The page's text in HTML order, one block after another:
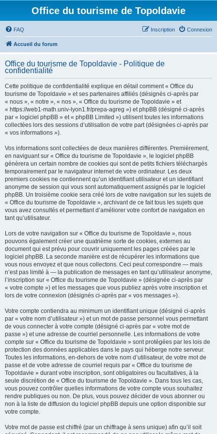
Office du tourisme de Topoldavie
FAQ Connexion
Inscription
Accueil du forum
Office du tourisme de Topoldavie - Politique de
confidentialité
Cette politique de confidentialité explique en détail comment « Office du
tourisme de Topoldavie » et ses partenaires affiliés (désignés ci-après par
« nous », « notre », « nos », « Office du tourisme de Topoldavie » et
« https://web1-math.univ-lyon1.fr/prepa-agreg ») et phpBB (désigné ci-après
par « logiciel phpBB » et « phpBB Limited ») utilisent toutes les informations
collectées lors des sessions d’utilisation de votre part (désignées ci-après par
« vos informations »).
Vos informations sont collectées de deux manières différentes. Premièrement,
en naviguant sur « Office du tourisme de Topoldavie », le logiciel phpBB
génèrera un certain nombre de cookies qui sont de petits fichiers téléchargés
temporairement par le navigateur internet de votre ordinateur. Les deux
premiers cookies ne contiennent qu’un identifiant utilisateur et un identifiant
anonyme de session qui vous sont automatiquement assignés par le logiciel
phpBB. Un troisième cookie sera créé lors de votre navigation sur les sujets de
« Office du tourisme de Topoldavie », archivant de ce fait tous les sujets que
vous avez consultés et permettant d’améliorer votre confort de navigation en
tant qu’utilisateur.
Lors de votre navigation sur « Office du tourisme de Topoldavie », nous
pouvons également créer une quatrième sorte de cookies, externes au
document qui est prévu pour couvrir uniquement les pages créées par le
logiciel phpBB. La seconde manière est de récupérer les informations que
vous nous envoyez et que nous collectons. Ceci peut correspondre — mais
n’est pas limité à — la publication de messages en tant qu’utilisateur anonyme,
l’inscription sur « Office du tourisme de Topoldavie » (désignée ci-après par
« votre compte ») et les messages que vous publiez après votre inscription et
lors de votre connexion (désignés ci-après par « vos messages »).
Votre compte contiendra au minimum un identifiant unique (désigné ci-après
par « votre nom d’utilisateur ») et un mot de passe personnel vous permettant
de vous connecter à votre compte (désigné ci-après par « votre mot de
passe ») et une adresse de courriel personnelle. Les informations de votre
compte sur « Office du tourisme de Topoldavie » sont protégées par les lois de
protection des données applicables dans le pays qui héberge notre serveur.
Toutes les informations, en-dehors de votre nom d’utilisateur, de votre mot de
passe et de votre adresse de courriel requis par « Office du tourisme de
Topoldavie » durant votre inscription, sont obligatoires ou facultatives, à la
seule discrétion de « Office du tourisme de Topoldavie ». Dans tous les cas,
vous pouvez contrôler quelles informations de votre compte vous souhaitez
rendre publiques ou non. De plus, vous pouvez décider de vous abonner ou
non à la liste de diffusion du logiciel phpBB depuis une option disponible sur
votre compte.
Votre mot de passe est chiffré (par un chiffrage à sens unique) afin qu’il soit